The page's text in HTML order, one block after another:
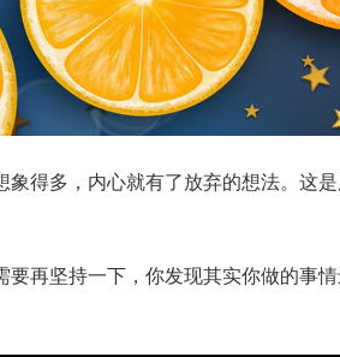
得多，内心就有了放弃的想法。这
要再坚持一下，你发现其实你做的事